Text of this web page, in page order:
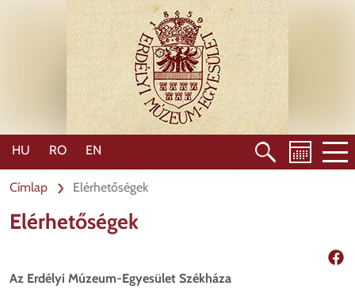
HU RO EN
Címlap Elérhetőségek
Elérhetőségek
Az Erdélyi Múzeum-Egyesület Székháza